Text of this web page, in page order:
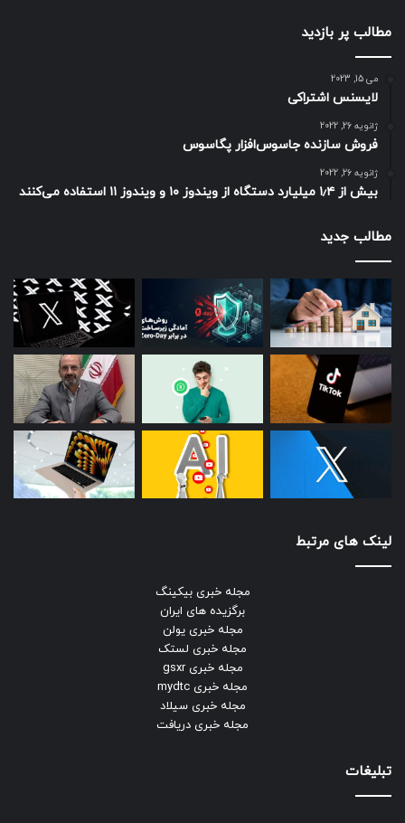
مطالب پر بازدید
می 15, 2023
لایسنس اشتراکی
ژانویه 26, 2022
فروش سازنده جاسوس‌افزار پگاسوس
ژانویه 26, 2022
بیش از ۱٫۴ میلیارد دستگاه از ویندوز ۱۰ و ویندوز ۱۱ استفاده می‌کنند
مطالب جدید
لینک های مرتبط
مجله خبری بیکینگ
برگزیده های ایران
مجله خبری یولن
مجله خبری لستک
مجله خبری gsxr
مجله خبری mydtc
مجله خبری سیلاد
مجله خبری دریافت
تبلیغات